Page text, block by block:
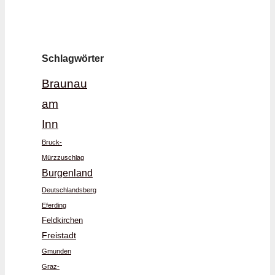
Schlagwörter
Braunau
am
Inn
Bruck-
Mürzzuschlag
Burgenland
Deutschlandsberg
Eferding
Feldkirchen
Freistadt
Gmunden
Graz-